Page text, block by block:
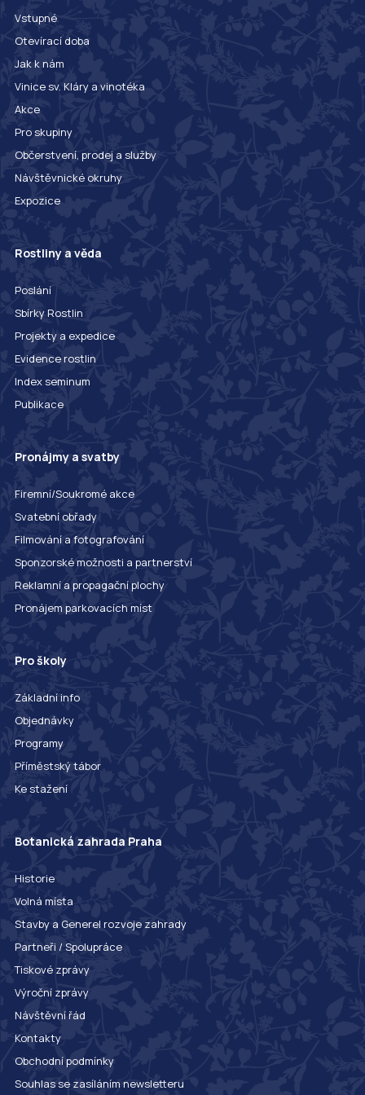
Vstupné
Otevírací doba
Jak k nám
Vinice sv. Kláry a vinotéka
Akce
Pro skupiny
Občerstvení, prodej a služby
Návštěvnické okruhy
Expozice
Rostliny a věda
Poslání
Sbírky Rostlin
Projekty a expedice
Evidence rostlin
Index seminum
Publikace
Pronájmy a svatby
Firemní/Soukromé akce
Svatební obřady
Filmování a fotografování
Sponzorské možnosti a partnerství
Reklamní a propagační plochy
Pronájem parkovacích míst
Pro školy
Základní info
Objednávky
Programy
Příměstský tábor
Ke stažení
Botanická zahrada Praha
Historie
Volná místa
Stavby a Generel rozvoje zahrady
Partneři / Spolupráce
Tiskové zprávy
Výroční zprávy
Návštěvní řád
Kontakty
Obchodní podmínky
Souhlas se zasíláním newsletteru